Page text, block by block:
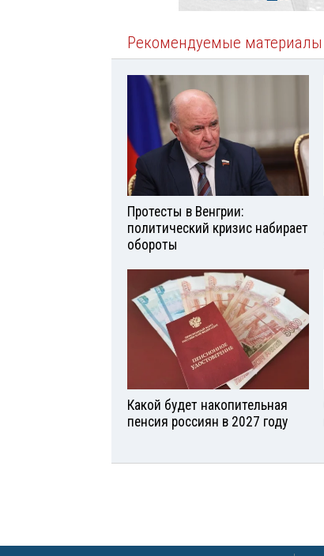
Рекомендуемые материалы
Протесты в Венгрии:
политический кризис набирает
обороты
Какой будет накопительная
пенсия россиян в 2027 году